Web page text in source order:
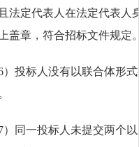
法定代表人在法定代表人
盖章，符合招标文件规定
）投标人没有以联合体形
）同一投标人未提交两个